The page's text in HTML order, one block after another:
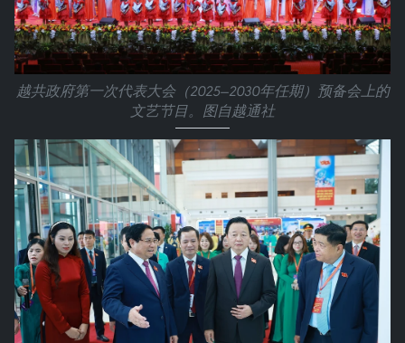
越共政府第一次代表大会（2025—2030年任期）预备会上的
文艺节目。图自越通社